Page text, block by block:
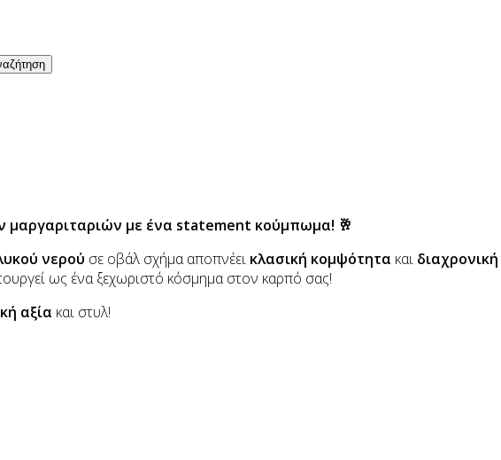
μαργαριταριών με ένα statement κούμπωμα! 🥂
νερού σε οβάλ σχήμα αποπνέει κλασική κομψότητα και
ως ένα ξεχωριστό κόσμημα στον καρπό σας!
αξία και στυλ!